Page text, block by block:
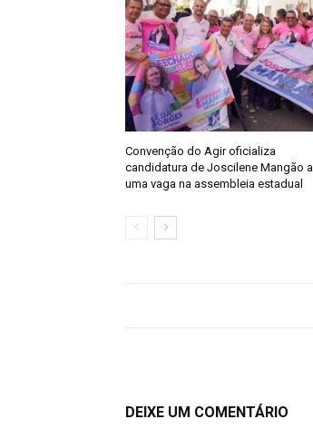
Convenção do Agir oficializa
candidatura de Joscilene Mangão a
uma vaga na assembleia estadual
DEIXE UM COMENTÁRIO